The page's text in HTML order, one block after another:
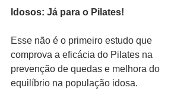
Idosos: Já para o Pilates!
Esse não é o primeiro estudo que
comprova a eficácia do Pilates na
prevenção de quedas e melhora do
equilíbrio na população idosa.